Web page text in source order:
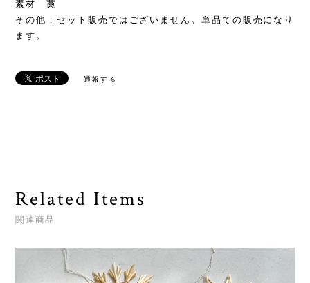
素材 藁
その他：セット販売ではございません。単品での販売になり
ます。
通報する
Related Items
関連商品